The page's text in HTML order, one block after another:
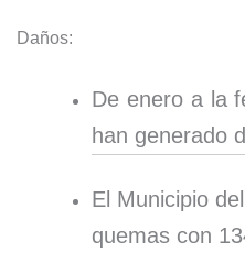
Daños:
De enero a la
han generado
El Municipio
quemas con